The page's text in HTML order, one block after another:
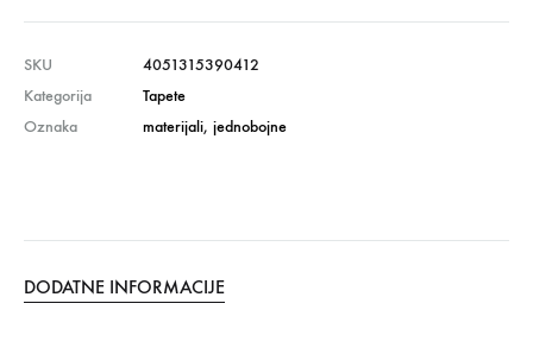
SKU
4051315390412
Kategorija
Tapete
Oznaka
materijali, jednobojne
DODATNE INFORMACIJE